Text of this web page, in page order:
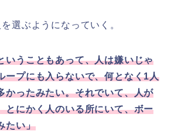
選ぶようになっていく。
いうこともあって、人は嫌いじゃ
ープにも入らないで、何となく1人
かったみたい。それでいて、人が
とにかく人のいる所にいて、ボー
たい」